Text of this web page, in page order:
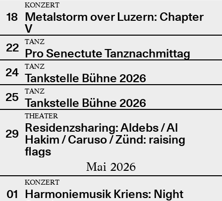
18
KONZERT
Metalstorm over Luzern: Chapter
V
22
TANZ
Pro Senectute Tanznachmittag
24
TANZ
Tankstelle Bühne 2026
25
TANZ
Tankstelle Bühne 2026
29
THEATER
Residenzsharing: Aldebs / Al
Hakim / Caruso / Zünd: raising
flags
Mai 2026
01
KONZERT
Harmoniemusik Kriens: Night